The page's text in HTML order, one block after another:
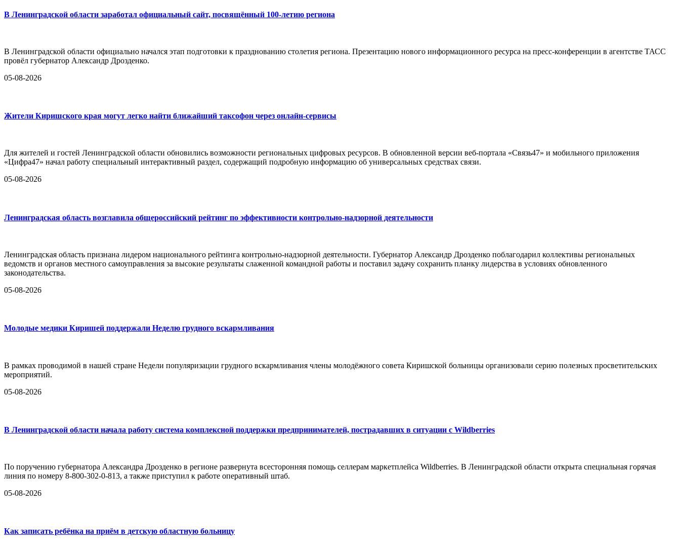
В Ленинградской области заработал официальный сайт, посвящённый 100-летию региона
В Ленинградской области официально начался этап подготовки к празднованию столетия региона. Презентацию нового информационного ресурса на пресс-конференции в агентстве ТАСС
провёл губернатор Александр Дрозденко.
05-08-2026
Жители Киришского края могут легко найти ближайший таксофон через онлайн-сервисы
Для жителей и гостей Ленинградской области обновились возможности региональных цифровых ресурсов. В обновленной версии веб-портала «Связь47» и мобильного приложения
«Цифра47» начал работу специальный интерактивный раздел, содержащий подробную информацию об универсальных средствах связи.
05-08-2026
Ленинградская область возглавила общероссийский рейтинг по эффективности контрольно-надзорной деятельности
Ленинградская область признана лидером национального рейтинга контрольно-надзорной деятельности. Губернатор Александр Дрозденко поблагодарил коллективы региональных
ведомств и органов местного самоуправления за высокие результаты слаженной командной работы и поставил задачу сохранить планку лидерства в условиях обновленного
законодательства.
05-08-2026
Молодые медики Киришей поддержали Неделю грудного вскармливания
В рамках проводимой в нашей стране Недели популяризации грудного вскармливания члены молодёжного совета Киришской больницы организовали серию полезных просветительских
мероприятий.
05-08-2026
В Ленинградской области начала работу система комплексной поддержки предпринимателей, пострадавших в ситуации с Wildberries
По поручению губернатора Александра Дрозденко в регионе развернута всесторонняя помощь селлерам маркетплейса Wildberries. В Ленинградской области открыта специальная горячая
линия по номеру 8-800-302-0-813, а также приступил к работе оперативный штаб.
05-08-2026
Как записать ребёнка на приём в детскую областную больницу